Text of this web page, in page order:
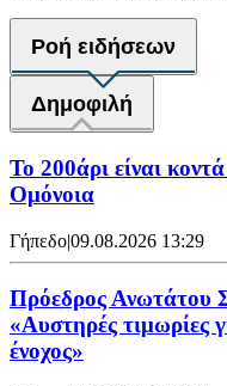
Ροή ειδήσεων
Δημοφιλή
Το 200άρι είναι
Ομόνοια
Γήπεδο|09.08.2026 13:29
Πρόεδρος Ανωτάτου
«Αυστηρές τιμωρίες
ένοχος»